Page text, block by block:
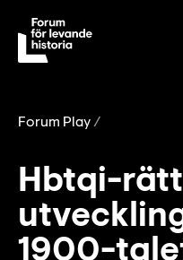
Forum Play
Hbtqi-
1900-